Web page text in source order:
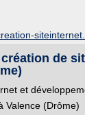
de
et
Valence (Drôme)